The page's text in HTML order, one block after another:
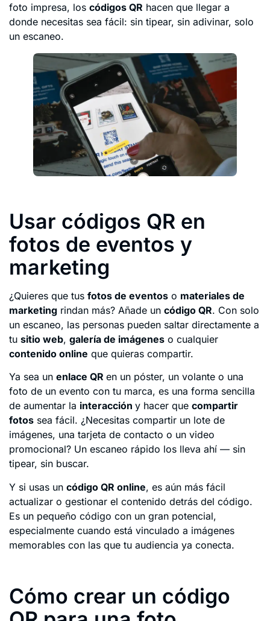
foto impresa, los códigos QR hacen que llegar a
donde necesitas sea fácil: sin tipear, sin adivinar, solo
un escaneo.
Usar códigos QR en
fotos de eventos y
marketing
¿Quieres que tus fotos de eventos o materiales de
marketing rindan más? Añade un código QR. Con solo
un escaneo, las personas pueden saltar directamente a
tu sitio web, galería de imágenes o cualquier
contenido online que quieras compartir.
Ya sea un enlace QR en un póster, un volante o una
foto de un evento con tu marca, es una forma sencilla
de aumentar la interacción y hacer que compartir
fotos sea fácil. ¿Necesitas compartir un lote de
imágenes, una tarjeta de contacto o un video
promocional? Un escaneo rápido los lleva ahí — sin
tipear, sin buscar.
Y si usas un código QR online, es aún más fácil
actualizar o gestionar el contenido detrás del código.
Es un pequeño código con un gran potencial,
especialmente cuando está vinculado a imágenes
memorables con las que tu audiencia ya conecta.
Cómo crear un código